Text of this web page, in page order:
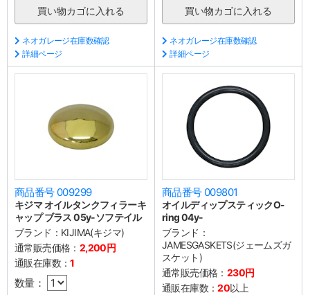
ネオガレージ在庫数確認
詳細ページ
ネオガレージ在庫数確認
詳細ページ
商品番号 009299
キジマ オイルタンクフィラーキ
ャップ ブラス 05y-ソフテイル
ブランド： KIJIMA(キジマ)
通常販売価格： 2,200円
通販在庫数：1
数量：
商品番号 009801
オイルディップスティックO-
ring 04y-
ブランド：
JAMESGASKETS(ジェームズガ
スケット)
通常販売価格： 230円
通販在庫数：20以上